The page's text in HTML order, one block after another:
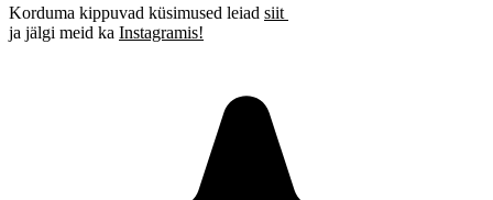
Korduma kippuvad küsimused leiad siit
ja jälgi meid ka Instagramis!